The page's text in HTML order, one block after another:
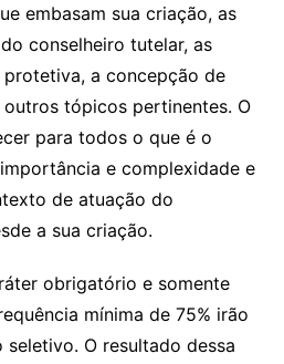
embasam sua criação, as
conselheiro tutelar, as
a concepção de
tópicos pertinentes. O
para todos o que é o
e complexidade e
de atuação do
a sua criação.
obrigatório e somente
mínima de 75% irão
O resultado dessa